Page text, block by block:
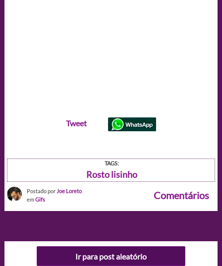
Tweet
TAGS:
Rosto lisinho
Postado por Joe Loreto
emGifs Comentários
Ir para post aleatório